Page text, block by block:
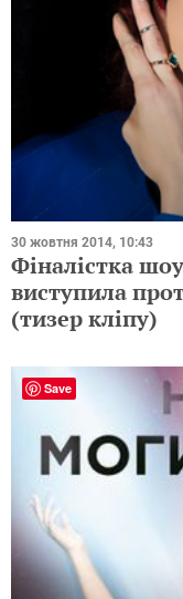
30 жовтня 2014, 10:43
Фіналістка
виступила
(тизер кліпу)
Save